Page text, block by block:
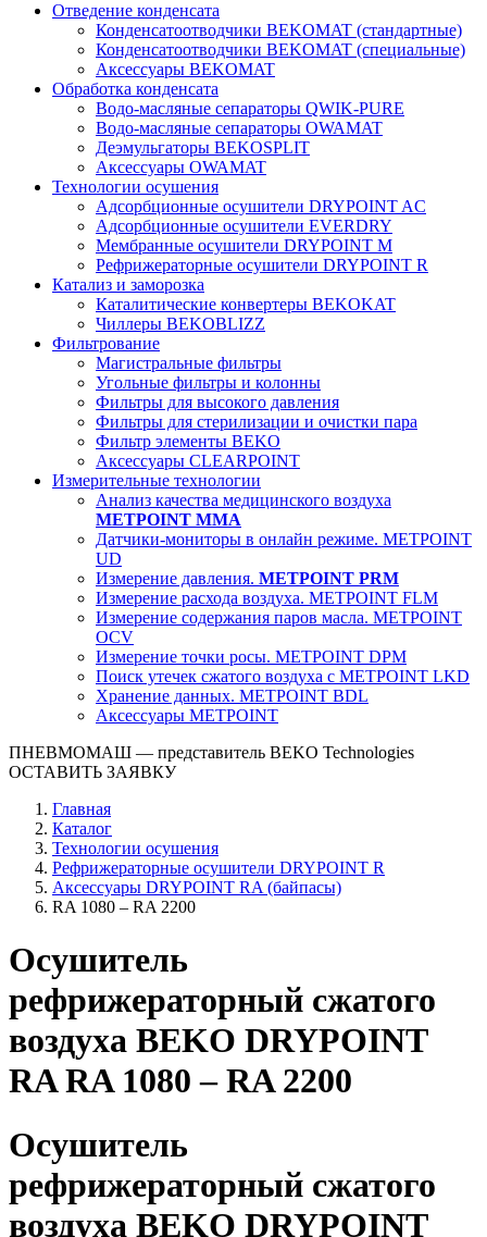
Отведение конденсата
Конденсатоотводчики BEKOMAT (стандартные)
Конденсатоотводчики BEKOMAT (специальные)
Аксессуары BEKOMAT
Обработка конденсата
Водо-масляные сепараторы QWIK-PURE
Водо-масляные сепараторы OWAMAT
Деэмульгаторы BEKOSPLIT
Аксессуары OWAMAT
Технологии осушения
Адсорбционные осушители DRYPOINT AC
Адсорбционные осушители EVERDRY
Мембранные осушители DRYPOINT M
Рефрижераторные осушители DRYPOINT R
Катализ и заморозка
Каталитические конвертеры BEKOKAT
Чиллеры BEKOBLIZZ
Фильтрование
Магистральные фильтры
Угольные фильтры и колонны
Фильтры для высокого давления
Фильтры для стерилизации и очистки пара
Фильтр элементы BEKO
Аксессуары CLEARPOINT
Измерительные технологии
Анализ качества медицинского воздуха
METPOINT MMA
Датчики-мониторы в онлайн режиме. METPOINT
UD
Измерение давления. METPOINT PRM
Измерение расхода воздуха. METPOINT FLM
Измерение содержания паров масла. METPOINT
OCV
Измерение точки росы. METPOINT DPM
Поиск утечек сжатого воздуха с METPOINT LKD
Хранение данных. METPOINT BDL
Аксессуары METPOINT
ПНЕВМОМАШ — представитель BEKO Technologies
ОСТАВИТЬ ЗАЯВКУ
Главная
Каталог
Технологии осушения
Рефрижераторные осушители DRYPOINT R
Аксессуары DRYPOINT RA (байпасы)
RA 1080 – RA 2200
Осушитель
рефрижераторный сжатого
воздуха BEKO DRYPOINT
RA RA 1080 – RA 2200
Осушитель
рефрижераторный сжатого
воздуха BEKO DRYPOINT